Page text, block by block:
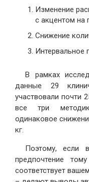
Изменение
с акцентом на
Снижение
Интервальное
В рамках
данные 29
участвовали почти
все три
одинаковое
кг.
Поэтому, если
предпочтение
соответствует